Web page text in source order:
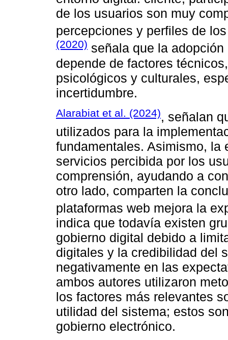
de los usuarios son muy
percepciones y perfiles de
(2020) señala que la
depende de factores
psicológicos y culturales,
incertidumbre.
Alarabiat et al. (2024), señalan
utilizados para la
fundamentales. Asimismo, la
servicios percibida por los
comprensión, ayudando a
otro lado, comparten la
plataformas web mejora la
indica que todavía existen
gobierno digital debido a
digitales y la credibilidad del
negativamente en las
ambos autores utilizaron
los factores más relevantes
utilidad del sistema; estos
gobierno electrónico.